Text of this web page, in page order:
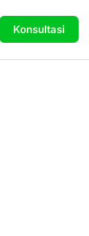
Konsultasi